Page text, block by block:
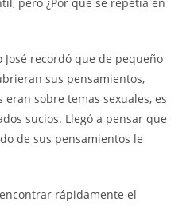
José recordó que de pequeño
sus pensamientos,
sobre temas sexuales, es
sucios. Llegó a pensar que
de sus pensamientos le
rápidamente el